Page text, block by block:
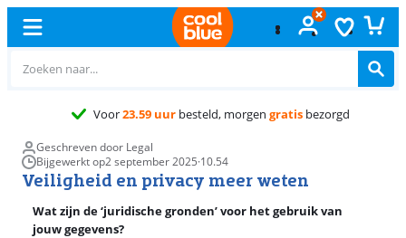
Gratisruilen
Geschreven door Legal
Bijgewerkt op2 september 2025·10.54
Veiligheid en privacy meer weten
Wat zijn de ‘juridische gronden’ voor het gebruik van
jouw gegevens?